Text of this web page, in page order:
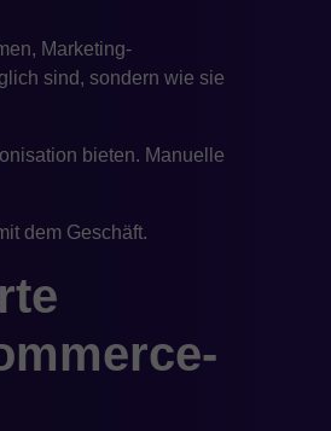
Marketing-
sind, sondern wie sie
bieten. Manuelle
dem Geschäft.